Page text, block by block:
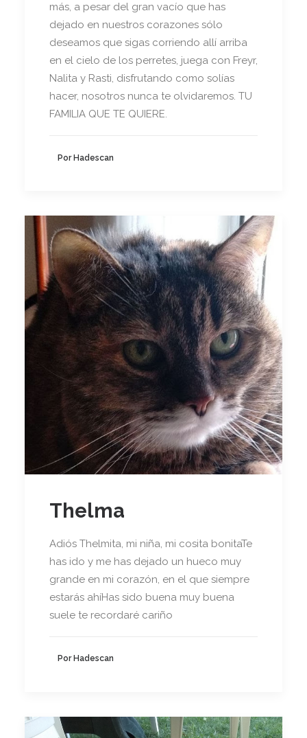
más, a pesar del gran vacío que has
dejado en nuestros corazones sólo
deseamos que sigas corriendo allí arriba
en el cielo de los perretes, juega con Freyr,
Nalita y Rasti, disfrutando como solías
hacer, nosotros nunca te olvidaremos. TU
FAMILIA QUE TE QUIERE.
Por Hadescan
Thelma
Adiós Thelmita, mi niña, mi cosita bonitaTe
has ido y me has dejado un hueco muy
grande en mi corazón, en el que siempre
estarás ahíHas sido buena muy buena
suele te recordaré cariño
Por Hadescan